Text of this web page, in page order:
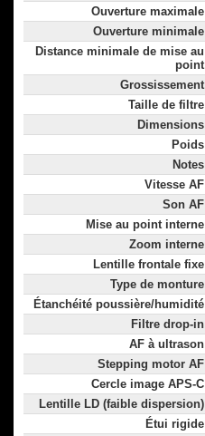
Ouverture maximale
Ouverture minimale
Distance minimale de mise au
point
Grossissement
Taille de filtre
Dimensions
Poids
Notes
Vitesse AF
Son AF
Mise au point interne
Zoom interne
Lentille frontale fixe
Type de monture
Étanchéité poussière/humidité
Filtre drop-in
AF à ultrason
Stepping motor AF
Cercle image APS-C
Lentille LD (faible dispersion)
Étui rigide